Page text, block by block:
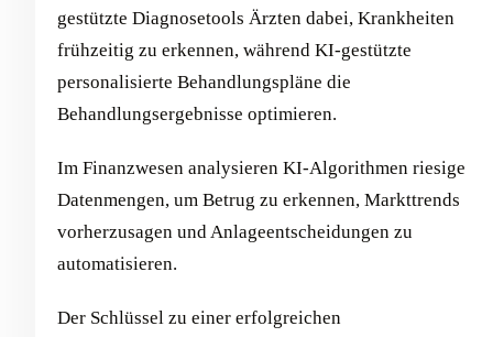
gestützte Diagnosetools Ärzten dabei, Krankheiten
frühzeitig zu erkennen, während KI-gestützte
personalisierte Behandlungspläne die
Behandlungsergebnisse optimieren.
Im Finanzwesen analysieren KI-Algorithmen riesige
Datenmengen, um Betrug zu erkennen, Markttrends
vorherzusagen und Anlageentscheidungen zu
automatisieren.
Der Schlüssel zu einer erfolgreichen